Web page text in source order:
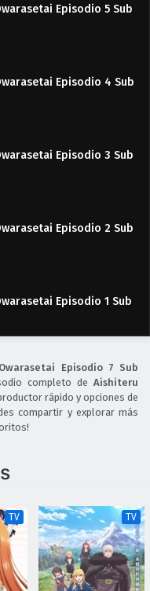
Episodio 5 Sub
Episodio 4 Sub
Episodio 3 Sub
Episodio 2 Sub
Episodio 1 Sub
Episodio 7 Sub
completo de Aishiteru
rápido y opciones de
compartir y explorar más
TV TV